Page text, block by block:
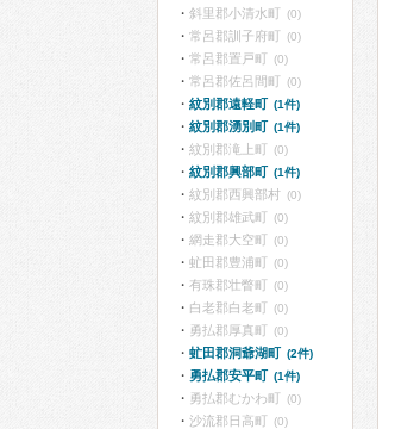
斜里郡小清水町 (0)
常呂郡訓子府町 (0)
常呂郡置戸町 (0)
常呂郡佐呂間町 (0)
紋別郡遠軽町 (1件)
紋別郡湧別町 (1件)
紋別郡滝上町 (0)
紋別郡興部町 (1件)
紋別郡西興部村 (0)
紋別郡雄武町 (0)
網走郡大空町 (0)
虻田郡豊浦町 (0)
有珠郡壮瞥町 (0)
白老郡白老町 (0)
勇払郡厚真町 (0)
虻田郡洞爺湖町 (2件)
勇払郡安平町 (1件)
勇払郡むかわ町 (0)
沙流郡日高町 (0)